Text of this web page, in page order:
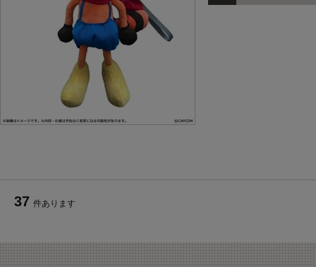
37 件あります